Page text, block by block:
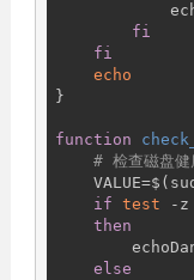
fi
fi
echo
}
function
# 检查磁盘健
if test -z
then
else